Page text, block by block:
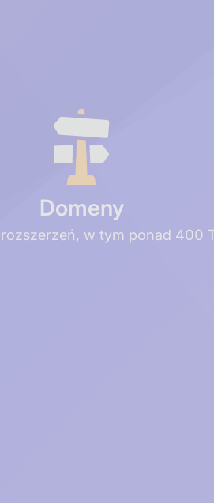
Domeny
w tym ponad 400